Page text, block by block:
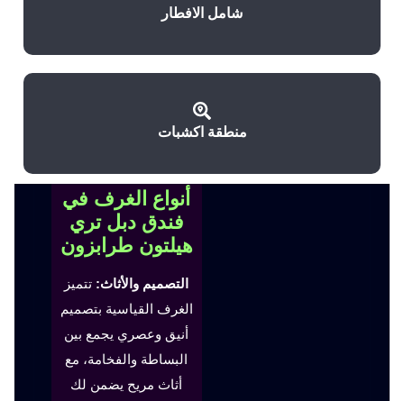
شامل الافطار
منطقة اكشبات
أنواع الغرف في
فندق دبل تري
هيلتون طرابزون
التصميم والأثاث: تتميز
الغرف القياسية بتصميم
أنيق وعصري يجمع بين
البساطة والفخامة، مع
أثاث مريح يضمن لك